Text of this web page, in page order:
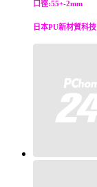
口徑:55+-2mm
日本PU新材質科技